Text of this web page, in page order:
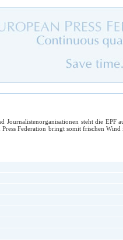
Journalistenorganisationen steht die EPF
Federation bringt somit frischen